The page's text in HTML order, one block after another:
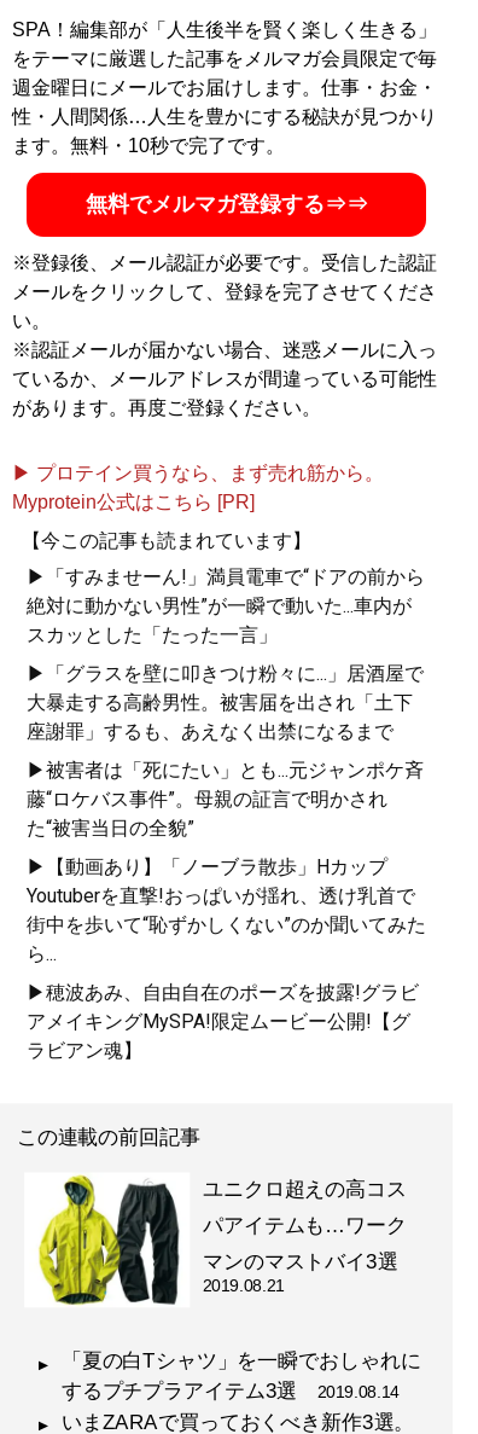
今着るべきブランド60の歴
史や特色を、自身が愛用す
る品とともに徹底紹介
『最速でおしゃれに見せる
ユニクロやGUでもおしゃれ
な人は何が違うのか？
『幸服論――人生は服で簡単
に変えられる』
自信は服で簡単につくること
ができる!
方法 【電子限定特典付き】
』
イルを追加収録！
SPA！編集部が「人生後半を賢く楽しく生きる」
をテーマに厳選した記事をメルマガ会員限定で毎
週金曜日にメールでお届けします。仕事・お金・
性・人間関係…人生を豊かにする秘訣が見つかり
ます。無料・10秒で完了です。
無料でメルマガ登録する⇒⇒
※登録後、メール認証が必要です。受信した認証
メールをクリックして、登録を完了させてくださ
い。
※認証メールが届かない場合、迷惑メールに入っ
ているか、メールアドレスが間違っている可能性
があります。再度ご登録ください。
▶ プロテイン買うなら、まず売れ筋から。
Myprotein公式はこちら [PR]
【今この記事も読まれています】
▶「すみませーん!」満員電車で“ドアの前から
絶対に動かない男性”が一瞬で動いた...車内が
スカッとした「たった一言」
▶「グラスを壁に叩きつけ粉々に...」居酒屋で
大暴走する高齢男性。被害届を出され「土下
座謝罪」するも、あえなく出禁になるまで
▶被害者は「死にたい」とも...元ジャンポケ斉
藤“ロケバス事件”。母親の証言で明かされ
た“被害当日の全貌”
▶【動画あり】「ノーブラ散歩」Hカップ
Youtuberを直撃!おっぱいが揺れ、透け乳首で
街中を歩いて“恥ずかしくない”のか聞いてみた
ら...
▶穂波あみ、自由自在のポーズを披露!グラビ
アメイキングMySPA!限定ムービー公開!【グ
ラビアン魂】
この連載の前回記事
ユニクロ超えの高コス
パアイテムも…ワーク
マンのマストバイ3選
2019.08.21
「夏の白Tシャツ」を一瞬でおしゃれに
するプチプラアイテム3選2019.08.14
いまZARAで買っておくべき新作3選。